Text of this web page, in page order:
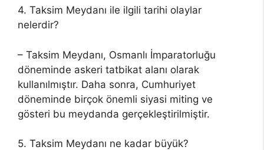
4. Taksim Meydanı ile ilgili tarihi olaylar
nelerdir?
– Taksim Meydanı, Osmanlı İmparatorluğu
döneminde askeri tatbikat alanı olarak
kullanılmıştır. Daha sonra, Cumhuriyet
döneminde birçok önemli siyasi miting ve
gösteri bu meydanda gerçekleştirilmiştir.
5. Taksim Meydanı ne kadar büyük?